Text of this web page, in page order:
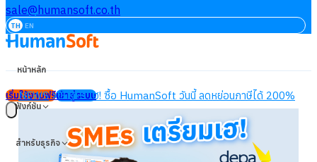
sale@humansoft.co.th
TH EN
หน้าหลัก
ฟังก์ชัน
สำหรับธุรกิจ
เริ่มใช้งานฟรีเข้าสู่ระบบ
NEWS SMEs เฮ! ซื้อ HumanSoft วันนี้ ลดหย่อนภาษีได้ 200%